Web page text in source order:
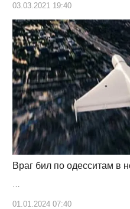
03.03.2021 19:40
Враг бил по одесситам в
01.01.2024 07:40